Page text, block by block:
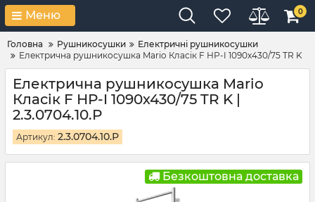
Меню 0
Головна Рушникосушки
Електричні рушникосушки
Електрична рушникосушка Mario Класік F НР-I 1090х430/75 TR K
Електрична рушникосушка Mario
Класік F НР-I 1090х430/75 TR K |
2.3.0704.10.Р
Артикул: 2.3.0704.10.Р
Безкоштовна доставка